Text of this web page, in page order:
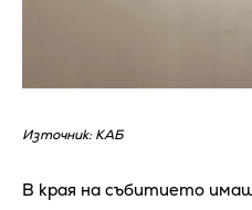
Източник: КАБ
В края на събитието